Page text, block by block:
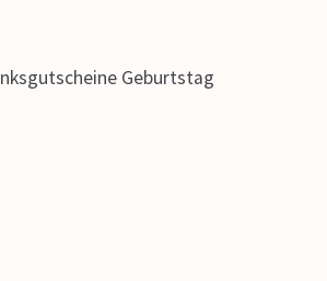
Geburtstag